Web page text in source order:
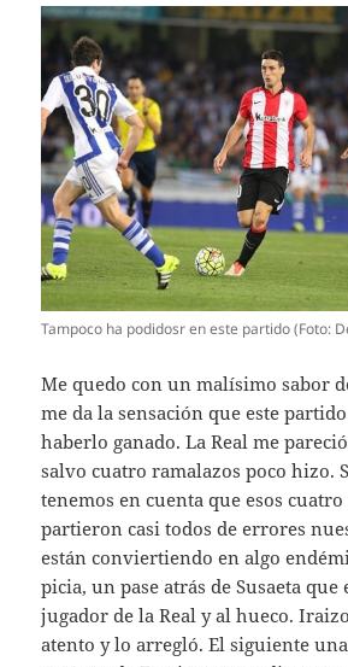
Tampoco ha podidosr en este partido (Foto:
Me quedo con un malísimo sabor
me da la sensación que este
haberlo ganado. La Real me
salvo cuatro ramalazos poco hizo.
tenemos en cuenta que esos
partieron casi todos de errores
están conviertiendo en algo
picia, un pase atrás de Susaeta que
jugador de la Real y al hueco.
atento y lo arregló. El siguiente